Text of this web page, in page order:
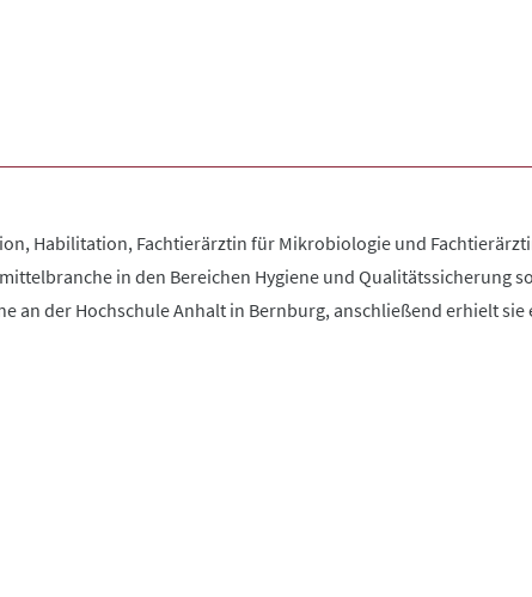
Habilitation, Fachtierärztin für Mikrobiologie und
in den Bereichen Hygiene und Qualitätssicherung
an der Hochschule Anhalt in Bernburg, anschließend erhielt